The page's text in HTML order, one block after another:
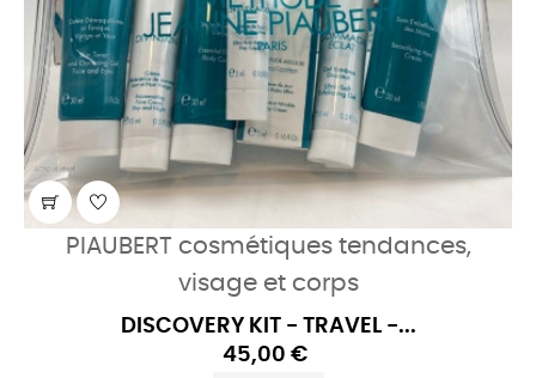
PIAUBERT cosmétiques tendances,
visage et corps
DISCOVERY KIT - TRAVEL -...
45,00 €